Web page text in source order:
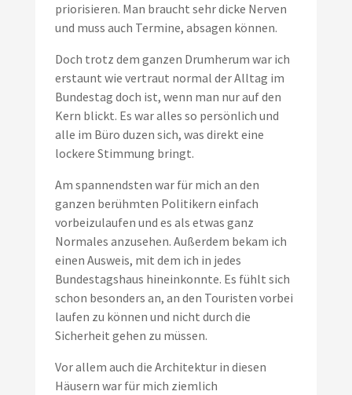
priorisieren. Man braucht sehr dicke Nerven
und muss auch Termine, absagen können.
Doch trotz dem ganzen Drumherum war ich
erstaunt wie vertraut normal der Alltag im
Bundestag doch ist, wenn man nur auf den
Kern blickt. Es war alles so persönlich und
alle im Büro duzen sich, was direkt eine
lockere Stimmung bringt.
Am spannendsten war für mich an den
ganzen berühmten Politikern einfach
vorbeizulaufen und es als etwas ganz
Normales anzusehen. Außerdem bekam ich
einen Ausweis, mit dem ich in jedes
Bundestagshaus hineinkonnte. Es fühlt sich
schon besonders an, an den Touristen vorbei
laufen zu können und nicht durch die
Sicherheit gehen zu müssen.
Vor allem auch die Architektur in diesen
Häusern war für mich ziemlich